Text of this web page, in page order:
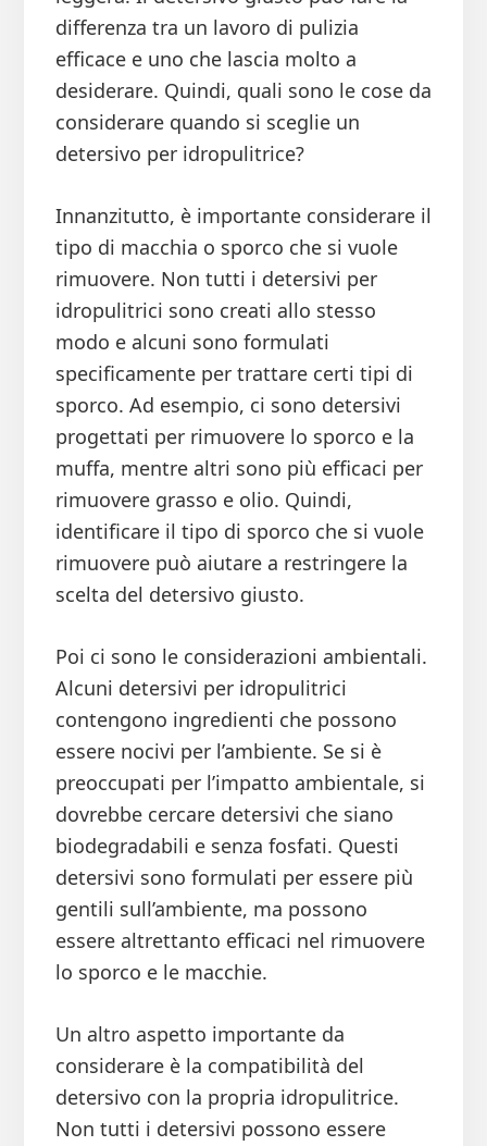
differenza tra un lavoro di pulizia
efficace e uno che lascia molto a
desiderare. Quindi, quali sono le cose da
considerare quando si sceglie un
detersivo per idropulitrice?
Innanzitutto, è importante considerare il
tipo di macchia o sporco che si vuole
rimuovere. Non tutti i detersivi per
idropulitrici sono creati allo stesso
modo e alcuni sono formulati
specificamente per trattare certi tipi di
sporco. Ad esempio, ci sono detersivi
progettati per rimuovere lo sporco e la
muffa, mentre altri sono più efficaci per
rimuovere grasso e olio. Quindi,
identificare il tipo di sporco che si vuole
rimuovere può aiutare a restringere la
scelta del detersivo giusto.
Poi ci sono le considerazioni ambientali.
Alcuni detersivi per idropulitrici
contengono ingredienti che possono
essere nocivi per l’ambiente. Se si è
preoccupati per l’impatto ambientale, si
dovrebbe cercare detersivi che siano
biodegradabili e senza fosfati. Questi
detersivi sono formulati per essere più
gentili sull’ambiente, ma possono
essere altrettanto efficaci nel rimuovere
lo sporco e le macchie.
Un altro aspetto importante da
considerare è la compatibilità del
detersivo con la propria idropulitrice.
Non tutti i detersivi possono essere